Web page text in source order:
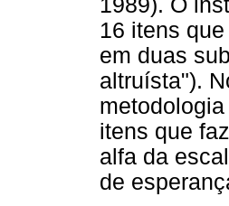
16 itens
em duas
altruísta").
itens que
alfa da
de